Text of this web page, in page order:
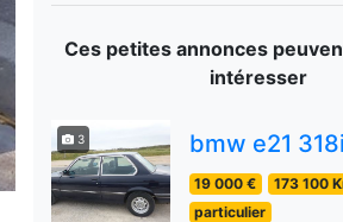
Ces petites annonces
intéresser
3 bmw e21
19 000 € 173 100
particulier